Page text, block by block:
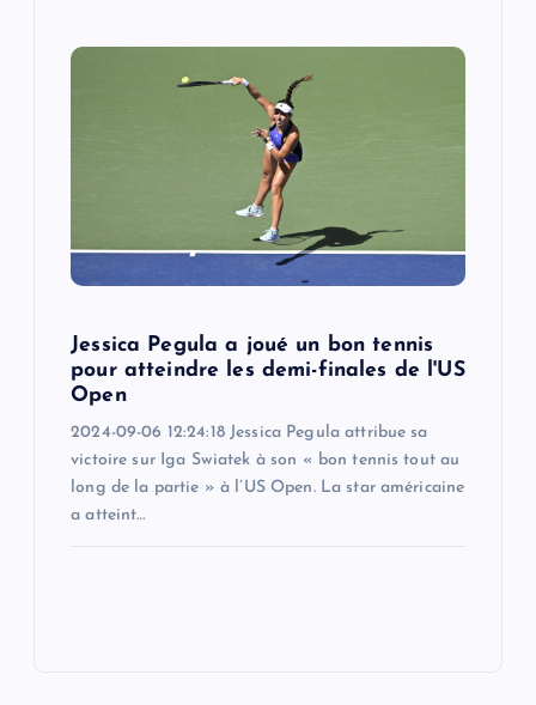
Jessica Pegula a joué un bon tennis
pour atteindre les demi-finales de l'US
Open
2024-09-06 12:24:18 Jessica Pegula attribue sa
victoire sur Iga Swiatek à son « bon tennis tout au
long de la partie » à l’US Open. La star américaine
a atteint…